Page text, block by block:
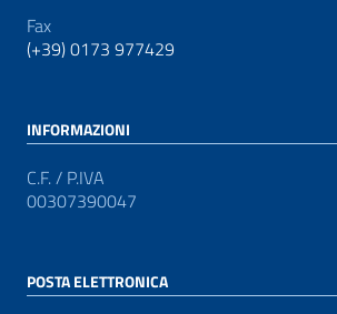
Fax
(+39) 0173 977429
INFORMAZIONI
C.F. / P.IVA
00307390047
POSTA ELETTRONICA